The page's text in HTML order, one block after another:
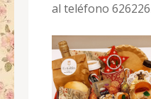
al teléfono